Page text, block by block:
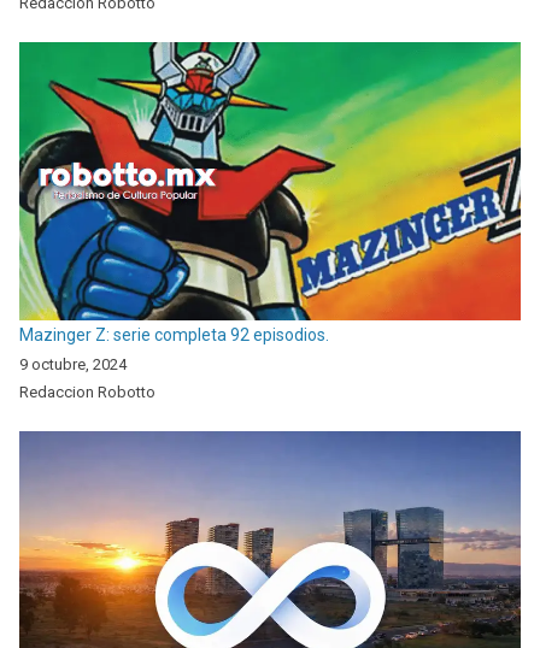
Mazinger Z: serie completa 92 episodios.
9 octubre, 2024
Redaccion Robotto